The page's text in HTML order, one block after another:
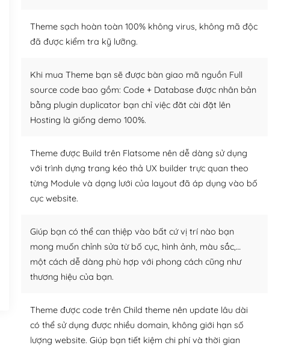
Theme sạch hoàn toàn 100% không virus, không mã độc
đã được kiểm tra kỹ lưỡng.
Khi mua Theme bạn sẽ được bàn giao mã nguồn Full
source code bao gồm: Code + Database được nhân bản
bằng plugin duplicator bạn chỉ việc đăt cài đặt lên
Hosting là giống demo 100%.
Theme được Build trên Flatsome nên dễ dàng sử dụng
với trình dựng trang kéo thả UX builder trực quan theo
từng Module và dạng lưới của layout đã áp dụng vào bố
cục website.
Giúp bạn có thể can thiệp vào bất cứ vị trí nào bạn
mong muốn chỉnh sửa từ bố cục, hình ảnh, màu sắc,…
một cách dễ dàng phù hợp với phong cách cũng như
thương hiệu của bạn.
Theme được code trên Child theme nên update lâu dài
có thể sử dụng được nhiều domain, không giới hạn số
lượng website. Giúp bạn tiết kiệm chi phí và thời gian